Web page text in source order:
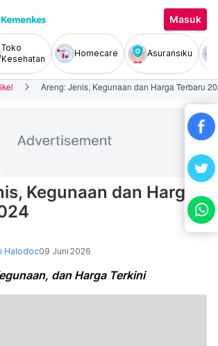
Masuk
Toko
Kesehatan
Homecare Asuransiku
Areng: Jenis, Kegunaan dan Harga Terbaru
Kegunaan dan Harga
Halodoc09 Juni 2026
dan Harga Terkini